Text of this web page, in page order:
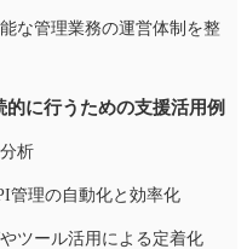
な管理業務の運営体制を整
に行うための支援活用例
析
管理の自動化と効率化
ツール活用による定着化